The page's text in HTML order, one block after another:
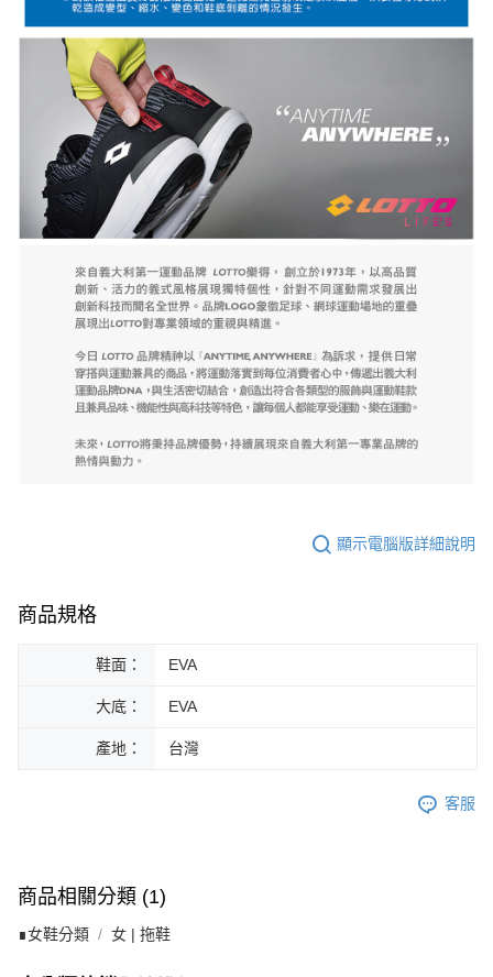
顯示電腦版詳細說明
商品規格
鞋面： EVA
大底： EVA
產地： 台灣
客服
商品相關分類 (1)
∎女鞋分類 女 | 拖鞋